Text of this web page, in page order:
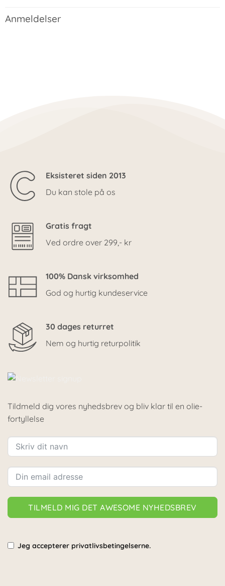
Anmeldelser
Eksisteret siden 2013
Du kan stole på os
Gratis fragt
Ved ordre over 299,- kr
100% Dansk virksomhed
God og hurtig kundeservice
30 dages returret
Nem og hurtig returpolitik
Tildmeld dig vores nyhedsbrev og bliv klar til en olie-
fortyllelse
TILMELD MIG DET AWESOME NYHEDSBREV
Jeg accepterer privatlivsbetingelserne.